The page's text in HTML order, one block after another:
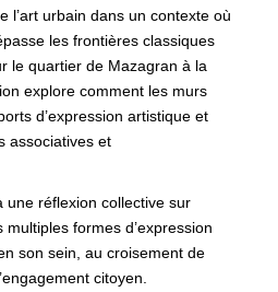
l’art urbain dans un contexte où
les frontières classiques
le quartier de Mazagran à la
explore comment les murs
d’expression artistique et
associatives et
une réflexion collective sur
multiples formes d’expression
son sein, au croisement de
citoyen.